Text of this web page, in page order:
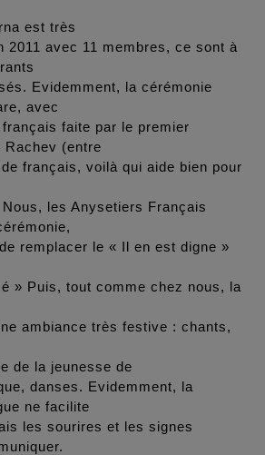
est très
2011 avec 11 membres, ce sont à
Evidemment, la cérémonie
avec
faite par le premier
Rachev (entre
français, voilà qui aide bien pour
les Anysetiers Français
remplacer le « Il en est digne »
» Puis, tout comme chez nous, la
ambiance très festive : chants,
de la jeunesse de
danses. Evidemment, la
ne facilite
les sourires et les signes